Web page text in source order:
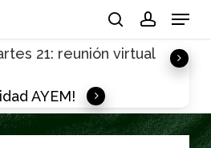
Menu
21: reunión virtual
AYEM!